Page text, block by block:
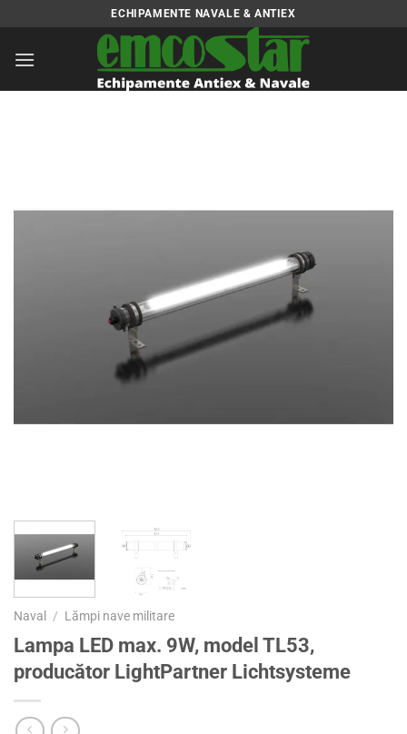
to
content
ECHIPAMENTE NAVALE & ANTIEX
Naval / Lămpi nave militare
Lampa LED max. 9W, model TL53,
producător LightPartner Lichtsysteme